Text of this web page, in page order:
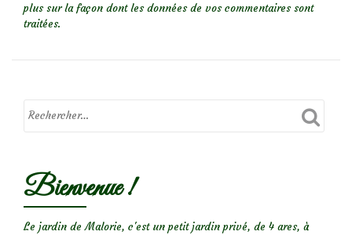
plus sur la façon dont les données de vos commentaires sont
traitées.
Bienvenue !
Le jardin de Malorie, c'est un petit jardin privé, de 4 ares, à